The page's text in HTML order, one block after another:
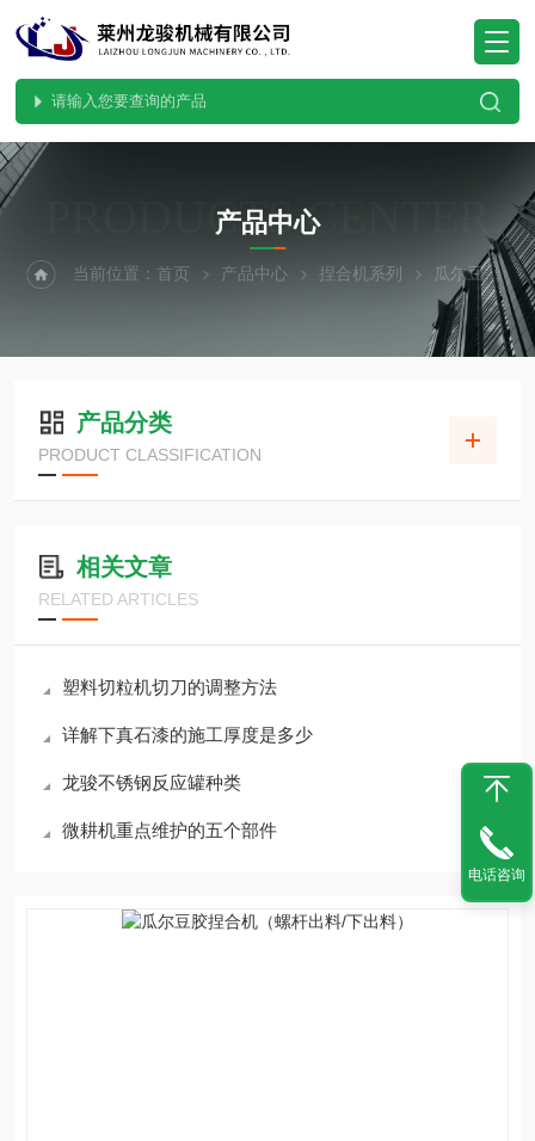
PRODUCTS CENTER
产品中心
当前位置：首页 产品中心 捏合机系列 瓜尔豆胶捏合机
产品分类
PRODUCT CLASSIFICATION
相关文章
RELATED ARTICLES
塑料切粒机切刀的调整方法
详解下真石漆的施工厚度是多少
龙骏不锈钢反应罐种类
微耕机重点维护的五个部件
电话咨询